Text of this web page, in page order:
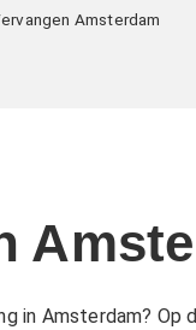
Amsterdam
in Amsterdam?